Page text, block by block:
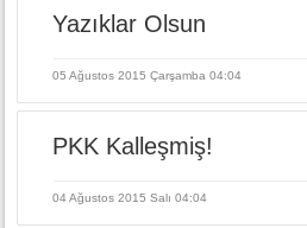
Yazıklar Olsun
05 Ağustos 2015 Çarşamba 04:04
PKK Kalleşmiş!
04 Ağustos 2015 Salı 04:04